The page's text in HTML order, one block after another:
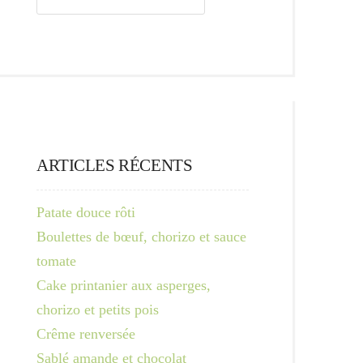
ARTICLES RÉCENTS
Patate douce rôti
Boulettes de bœuf, chorizo et sauce
tomate
Cake printanier aux asperges,
chorizo et petits pois
Crême renversée
Sablé amande et chocolat